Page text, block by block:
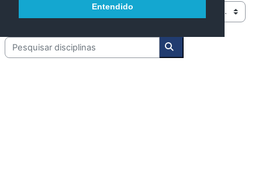
Entendido
Categorias de disciplinas
Pesquisar disciplinas
Pesquisar disciplinas